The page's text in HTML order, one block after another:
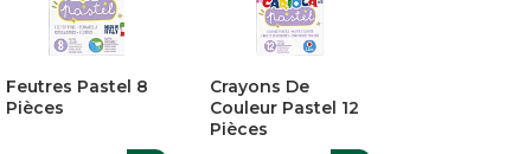
Feutres Pastel 8
Pièces
Crayons De
Couleur Pastel 12
Pièces